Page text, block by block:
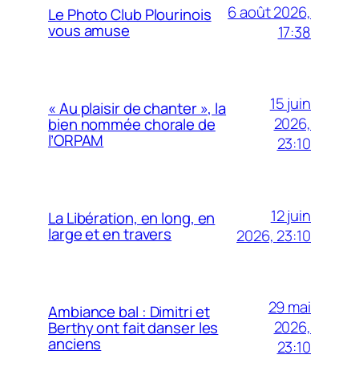
Le Photo Club Plourinois
vous amuse
6 août 2026,
17:38
« Au plaisir de chanter », la
bien nommée chorale de
l’ORPAM
15 juin
2026,
23:10
La Libération, en long, en
large et en travers
12 juin
2026, 23:10
Ambiance bal : Dimitri et
Berthy ont fait danser les
anciens
29 mai
2026,
23:10